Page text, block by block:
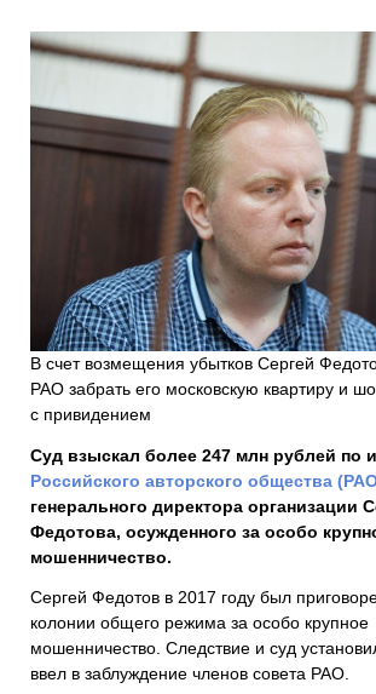
В счет возмещения убытков Сергей
РАО забрать его московскую квартиру и
с привидением
Суд взыскал более 247 млн рублей по
Российского авторского общества
генерального директора организации
Федотова, осужденного за особо
мошенничество.
Сергей Федотов в 2017 году был
колонии общего режима за особо крупное
мошенничество. Следствие и суд
ввел в заблуждение членов совета РАО.